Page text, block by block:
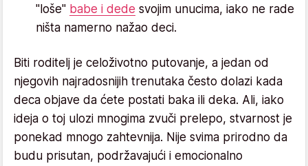
"loše" babe i dede svojim unucima, iako ne rade
ništa namerno nažao deci.
Biti roditelj je celoživotno putovanje, a jedan od
njegovih najradosnijih trenutaka često dolazi kada
deca objave da ćete postati baka ili deka. Ali, iako
ideja o toj ulozi mnogima zvuči prelepo, stvarnost je
ponekad mnogo zahtevnija. Nije svima prirodno da
budu prisutan, podržavajući i emocionalno